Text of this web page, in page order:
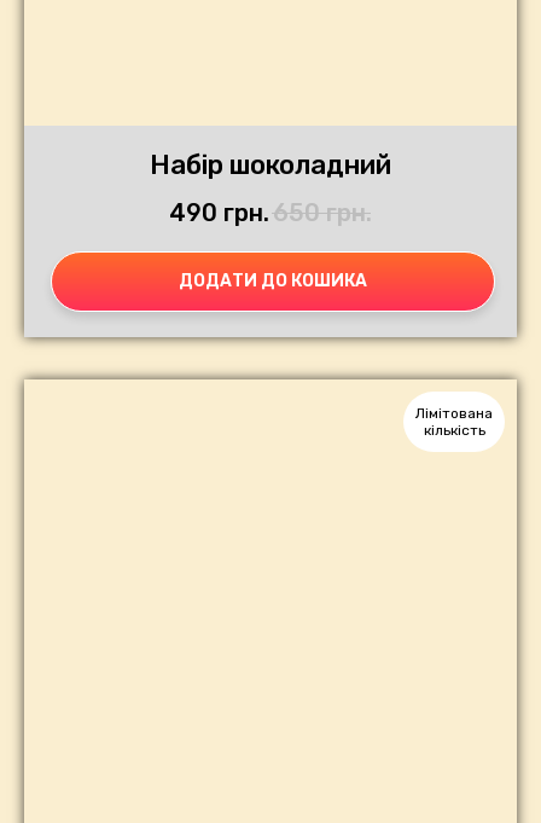
Набір шоколадний
490 грн.650 грн.
ДОДАТИ ДО КОШИКА
Лімітована
кількість